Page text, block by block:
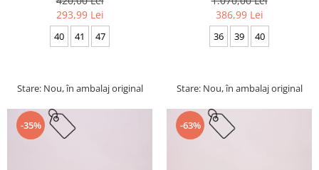
293,99 Lei
40 41 47
Stare: Nou, în ambalaj original
386,99 Lei
36 39 40
Stare: Nou, în ambalaj original
-35% -63%